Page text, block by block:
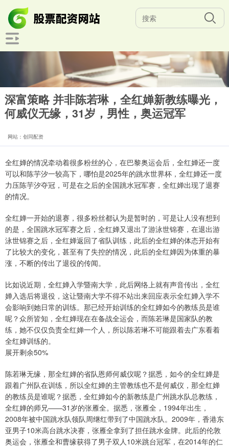
深富策略 并非陈若琳，全红婵新教练曝光，
何威仪无缘，31岁，男性，奥运冠军
网站：创同配资
全红婵的情况牵动着很多粉丝的心，在巴黎奥运会后，全红婵还一度
可以和陈芋汐一较高下，哪怕是2025年的跳水世界杯，全红婵还一度
力压陈芋汐夺冠，可是在之后的全国跳水冠军赛，全红婵出现了退赛
的情况。
全红婵一开始的退赛，很多粉丝都认为是暂时的，可是让人没有想到
的是，全国跳水冠军赛之后，全红婵又退出了游泳世锦赛，在退出游
泳世锦赛之后，全红婵返回了省队训练，此后的全红婵的体态开始有
了比较大的变化，甚至有了失控的情况，此后的全红婵因为体重的暴
涨，不断的传出了退役的传闻。
比如说近期，全红婵入学暨南大学，此后网络上就有声音传出，全红
婵入选后将退役，这让暨南大学不得不站出来回应表示全红婵入学不
会影响到她日常的训练。那已经开始训练的全红婵如今的教练员是谁
呢？众所皆知，全红婵现在在备战全运会，而陈若琳是国家队的教
练，她不仅仅负责全红婵一个人，所以陈若琳不可能跟着去广东看着
全红婵训练的。
展开剩余50%
陈若琳无缘，那全红婵的省队恩师何威仪呢？据悉，如今的全红婵是
跟着广州队在训练，所以全红婵的主管教练也不是何威仪，那全红婵
的教练员是谁呢？据悉，全红婵如今的新教练是广州跳水队总教练，
全红婵的师兄——31岁的张雁全。据悉，张雁全，1994年出生，
2008年被中国跳水队领队周继红带到了中国跳水队。2009年，香港东
亚男子10米高台跳水决赛，张雁全拿到了担任跳水金牌。此后的伦敦
奥运会，张雁全和曹缘获得了男子双人10米跳台冠军，在2014年的仁